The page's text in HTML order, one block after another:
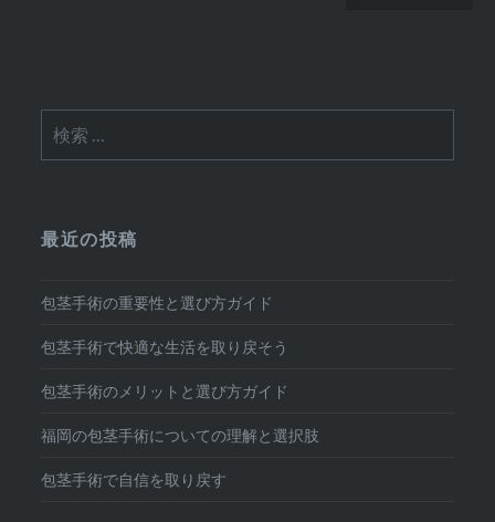
ビ
ョ
ン
索:
最近の投稿
包茎手術の重要性と選び方ガイド
包茎手術で快適な生活を取り戻そう
包茎手術のメリットと選び方ガイド
福岡の包茎手術についての理解と選択肢
包茎手術で自信を取り戻す